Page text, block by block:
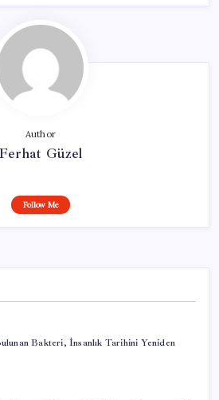
Author
Ferhat Güzel
Follow Me
Bakteri, İnsanlık Tarihini Yeniden